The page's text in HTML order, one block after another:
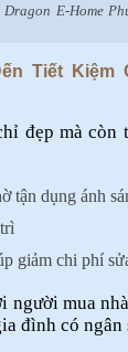
E-Home
Tiết Kiệm
đẹp mà
tận dụng ánh
giảm chi phí
mua
đình có ngân